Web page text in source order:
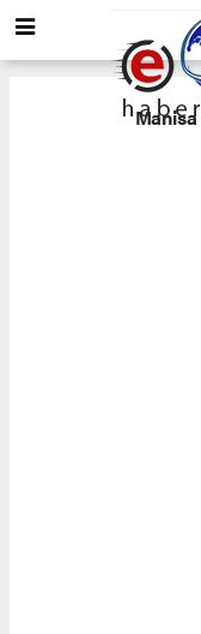
Manisa